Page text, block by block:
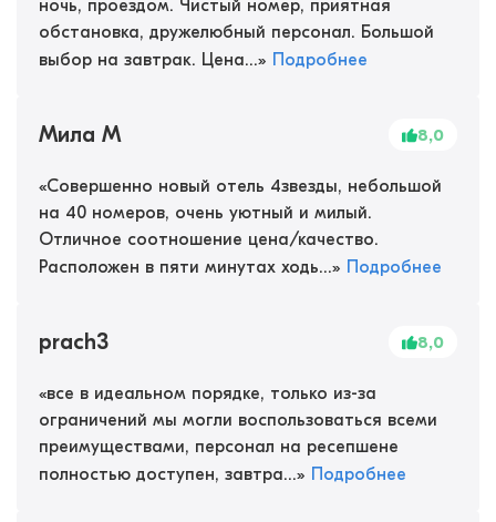
ночь, проездом. Чистый номер, приятная
обстановка, дружелюбный персонал. Большой
выбор на завтрак. Цена...» Подробнее
Мила М 8,0
«Совершенно новый отель 4звезды, небольшой
на 40 номеров, очень уютный и милый.
Отличное соотношение цена/качество.
Расположен в пяти минутах ходь...» Подробнее
prach3 8,0
«все в идеальном порядке, только из-за
ограничений мы могли воспользоваться всеми
преимуществами, персонал на ресепшене
полностью доступен, завтра...» Подробнее